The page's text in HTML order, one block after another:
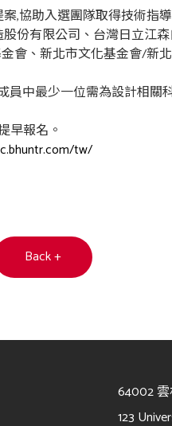
,協助入選團隊取得技術指
份有限公司、台灣日立江
、新北市文化基金會/新
中最少一位需為設計相關
早報名。
tw/
Back +
64002
123